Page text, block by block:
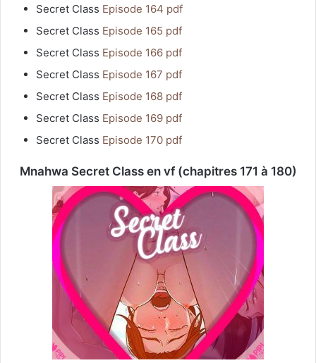
Secret Class Episode 164 pdf
Secret Class Episode 165 pdf
Secret Class Episode 166 pdf
Secret Class Episode 167 pdf
Secret Class Episode 168 pdf
Secret Class Episode 169 pdf
Secret Class Episode 170 pdf
Mnahwa Secret Class en vf (chapitres 171 à 180)